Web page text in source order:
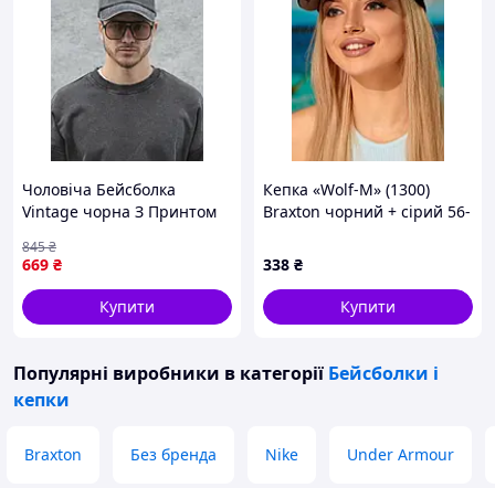
Чоловіча Бейсболка
Vintage чорна З Принтом
669 ₴
845₴
Купити
Кепка «Wolf-M» (1300)
Braxton чорний + сірий 56-
338 ₴
Купити
Популярні виробники в категорії Бейсболки і
кепки
Braxton Без бренда Nike Under Armour